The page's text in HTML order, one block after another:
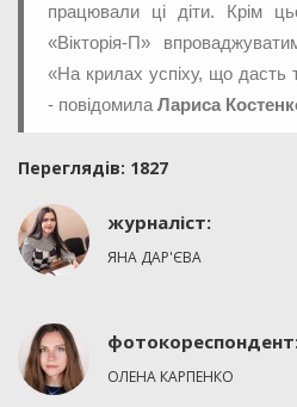
працювали ці діти. Крім
«Вікторія-П»
«На крилах успіху, що дасть
- повідомила Лариса
Переглядiв: 1827
журналіст:
ЯНА ДАР'ЄВА
ОЛЕНА КАРПЕНКО